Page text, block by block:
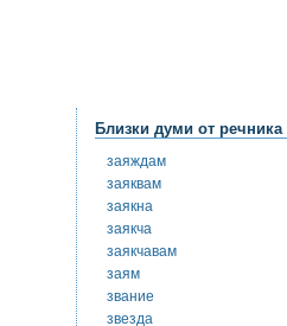
Близки думи от речника
заяждам
заяквам
заякна
заякча
заякчавам
заям
звание
звезда